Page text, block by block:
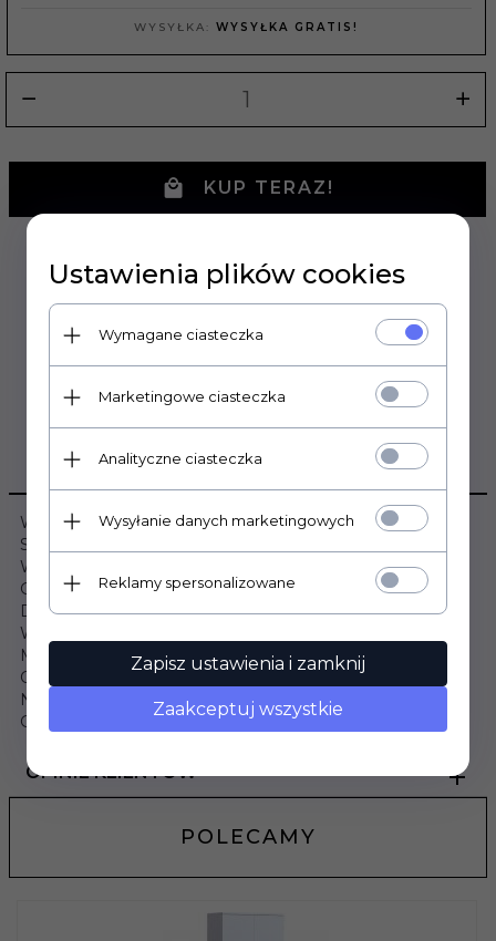
WYSYŁKA: WYSYŁKA GRATIS!
KUP TERAZ!
OPIS PRODUKTU
Wymiary:
Szerokość: 80cm
Wysokość: 197cm
Głębokość: 56cm
Dane szczegółowe:
Wybarwienie: Dąb Riviera / Biały
Materiał: Płyta meblowa laminowana 16mm
Okleina: Obrzeże ABS
Nogi: Drewniane
Gwarancja: 24 miesiące
OPINIE KLIENTÓW
POLECAMY
Ustawienia plików cookies
Wymagane ciasteczka
Marketingowe ciasteczka
Analityczne ciasteczka
Wysyłanie danych marketingowych
Reklamy spersonalizowane
Zapisz ustawienia i zamknij
Zaakceptuj wszystkie